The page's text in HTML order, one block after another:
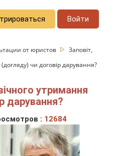
Войти
от юристов
Заповіт,
чи договір дарування?
утримання
дарування?
: 12684